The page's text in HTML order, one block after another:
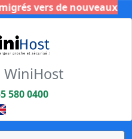
vers de nouveaux
WiniHost
580 0400